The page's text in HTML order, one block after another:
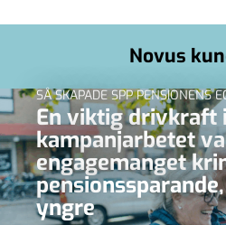
Novus
SÅ SKAPADE SPP PENSIONENS
En viktig drivkraft i
kampanjarbetet
engagemanget
yngre